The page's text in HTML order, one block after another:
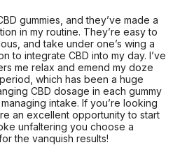
gummies, and they’ve made a
in my routine. They’re easy to
and take under one’s wing a
to integrate CBD into my day. I’ve
me relax and emend my doze
which has been a huge
CBD dosage in each gummy
intake. If you’re looking
an excellent opportunity to start
unfaltering you choose a
the vanquish results!